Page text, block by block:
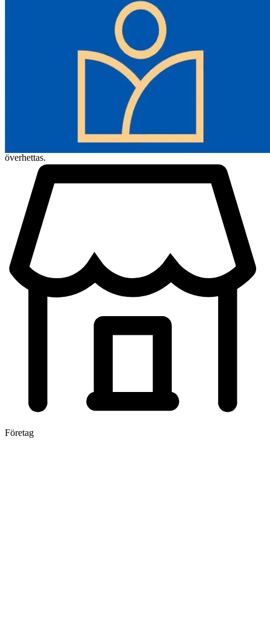
djupjusteringssystem möjliggör träfräsen mer exakta inställningar.
Den variabla hastighetsratten kan hantera olika hastighetsbehov.
Dessutom är kopparmotorer ganska hållbara.
-Ergonomiska detaljer: Denna träbearbetningsfräs har en
mjukstartsfunktion för att undvika överströmstripp och maskinhopp.
Snabbkopplings- och låssystem underlättar djupjustering och
demontering/installation av basen. Dessutom ökar den ergonomiskt
utformade kroppen på denna trätrimmer arbetskomforten. Och
dammborttagning håller arbetsplatsen ren.
-Tåligt material: Aluminiumlegeringshöljet ger detta routerkit en
robust och hållbar kropp för långvarig användning. Dessutom
säkerställer värmeavledningsdesignen att maskinen inte lätt
överhettas.
Företag